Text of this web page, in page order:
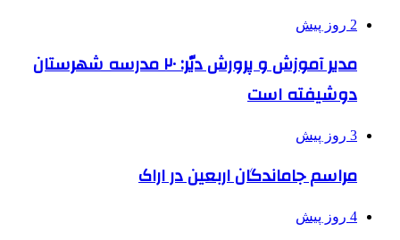
2 روز پیش
مدیر آموزش و پرورش دیّر: ۲۰ مدرسه شهرستان
دوشیفته است
3 روز پیش
مراسم جاماندگان اربعین در اراک
4 روز پیش